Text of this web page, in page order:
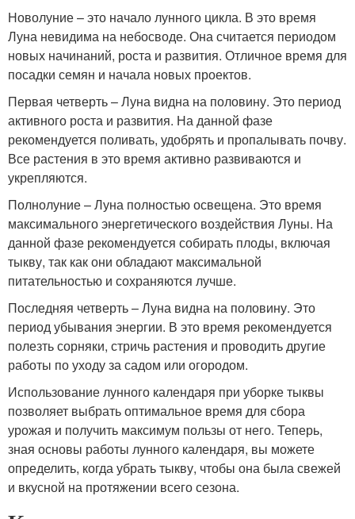
Новолуние – это начало лунного цикла. В это время
Луна невидима на небосводе. Она считается периодом
новых начинаний, роста и развития. Отличное время для
посадки семян и начала новых проектов.
Первая четверть – Луна видна на половину. Это период
активного роста и развития. На данной фазе
рекомендуется поливать, удобрять и пропалывать почву.
Все растения в это время активно развиваются и
укрепляются.
Полнолуние – Луна полностью освещена. Это время
максимального энергетического воздействия Луны. На
данной фазе рекомендуется собирать плоды, включая
тыкву, так как они обладают максимальной
питательностью и сохраняются лучше.
Последняя четверть – Луна видна на половину. Это
период убывания энергии. В это время рекомендуется
полезть сорняки, стричь растения и проводить другие
работы по уходу за садом или огородом.
Использование лунного календаря при уборке тыквы
позволяет выбрать оптимальное время для сбора
урожая и получить максимум пользы от него. Теперь,
зная основы работы лунного календаря, вы можете
определить, когда убрать тыкву, чтобы она была свежей
и вкусной на протяжении всего сезона.